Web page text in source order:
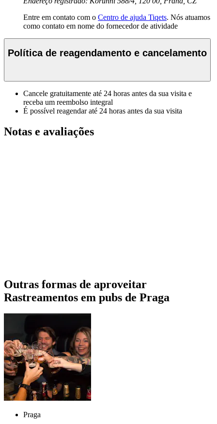
Entre em contato com o Centro de ajuda Tiqets. Nós atuamos
como contato em nome do fornecedor de atividade
Política de reagendamento e cancelamento
Cancele gratuitamente até 24 horas antes da sua visita e
receba um reembolso integral
É possível reagendar até 24 horas antes da sua visita
Notas e avaliações
Outras formas de aproveitar
Rastreamentos em pubs de Praga
Praga